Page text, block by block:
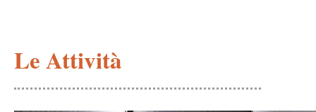
Le Attività